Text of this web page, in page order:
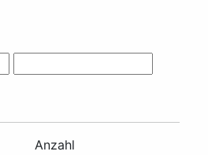
Anzahl